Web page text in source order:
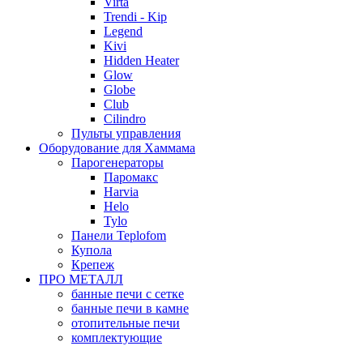
Trendi - Kip
Legend
Kivi
Hidden Heater
Glow
Globe
Club
Cilindro
Пульты управления
Оборудование для Хаммама
Парогенераторы
Паромакс
Harvia
Helo
Tylo
Панели Teplofom
Купола
Крепеж
ПРО МЕТАЛЛ
банные печи с сетке
банные печи в камне
отопительные печи
комплектующие